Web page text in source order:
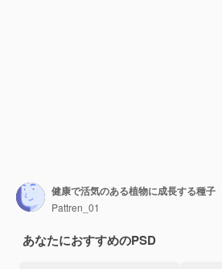
健康で活気のある植物に成長する種子
Pattren_01
あなたにおすすめのPSD